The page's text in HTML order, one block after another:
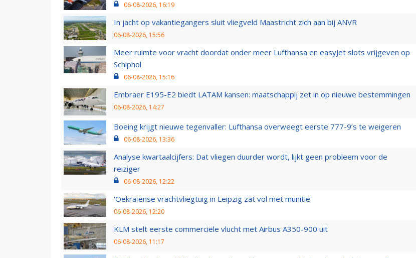
06-08-2026, 16:19
In jacht op vakantiegangers sluit vliegveld Maastricht zich aan bij ANVR
06-08-2026, 15:56
Meer ruimte voor vracht doordat onder meer Lufthansa en easyJet slots vrijgeven op
Schiphol
06-08-2026, 15:16
Embraer E195-E2 biedt LATAM kansen: maatschappij zet in op nieuwe bestemmingen
06-08-2026, 14:27
Boeing krijgt nieuwe tegenvaller: Lufthansa overweegt eerste 777-9’s te weigeren
06-08-2026, 13:36
Analyse kwartaalcijfers: Dat vliegen duurder wordt, lijkt geen probleem voor de
reiziger
06-08-2026, 12:22
'Oekraïense vrachtvliegtuig in Leipzig zat vol met munitie'
06-08-2026, 12:20
KLM stelt eerste commerciële vlucht met Airbus A350-900 uit
06-08-2026, 11:17